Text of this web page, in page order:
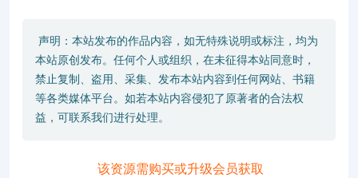
声明：本站发布的作品内容，如无特殊说明或标注，均为
本站原创发布。任何个人或组织，在未征得本站同意时，
禁止复制、盗用、采集、发布本站内容到任何网站、书籍
等各类媒体平台。如若本站内容侵犯了原著者的合法权
益，可联系我们进行处理。
该资源需购买或升级会员获取